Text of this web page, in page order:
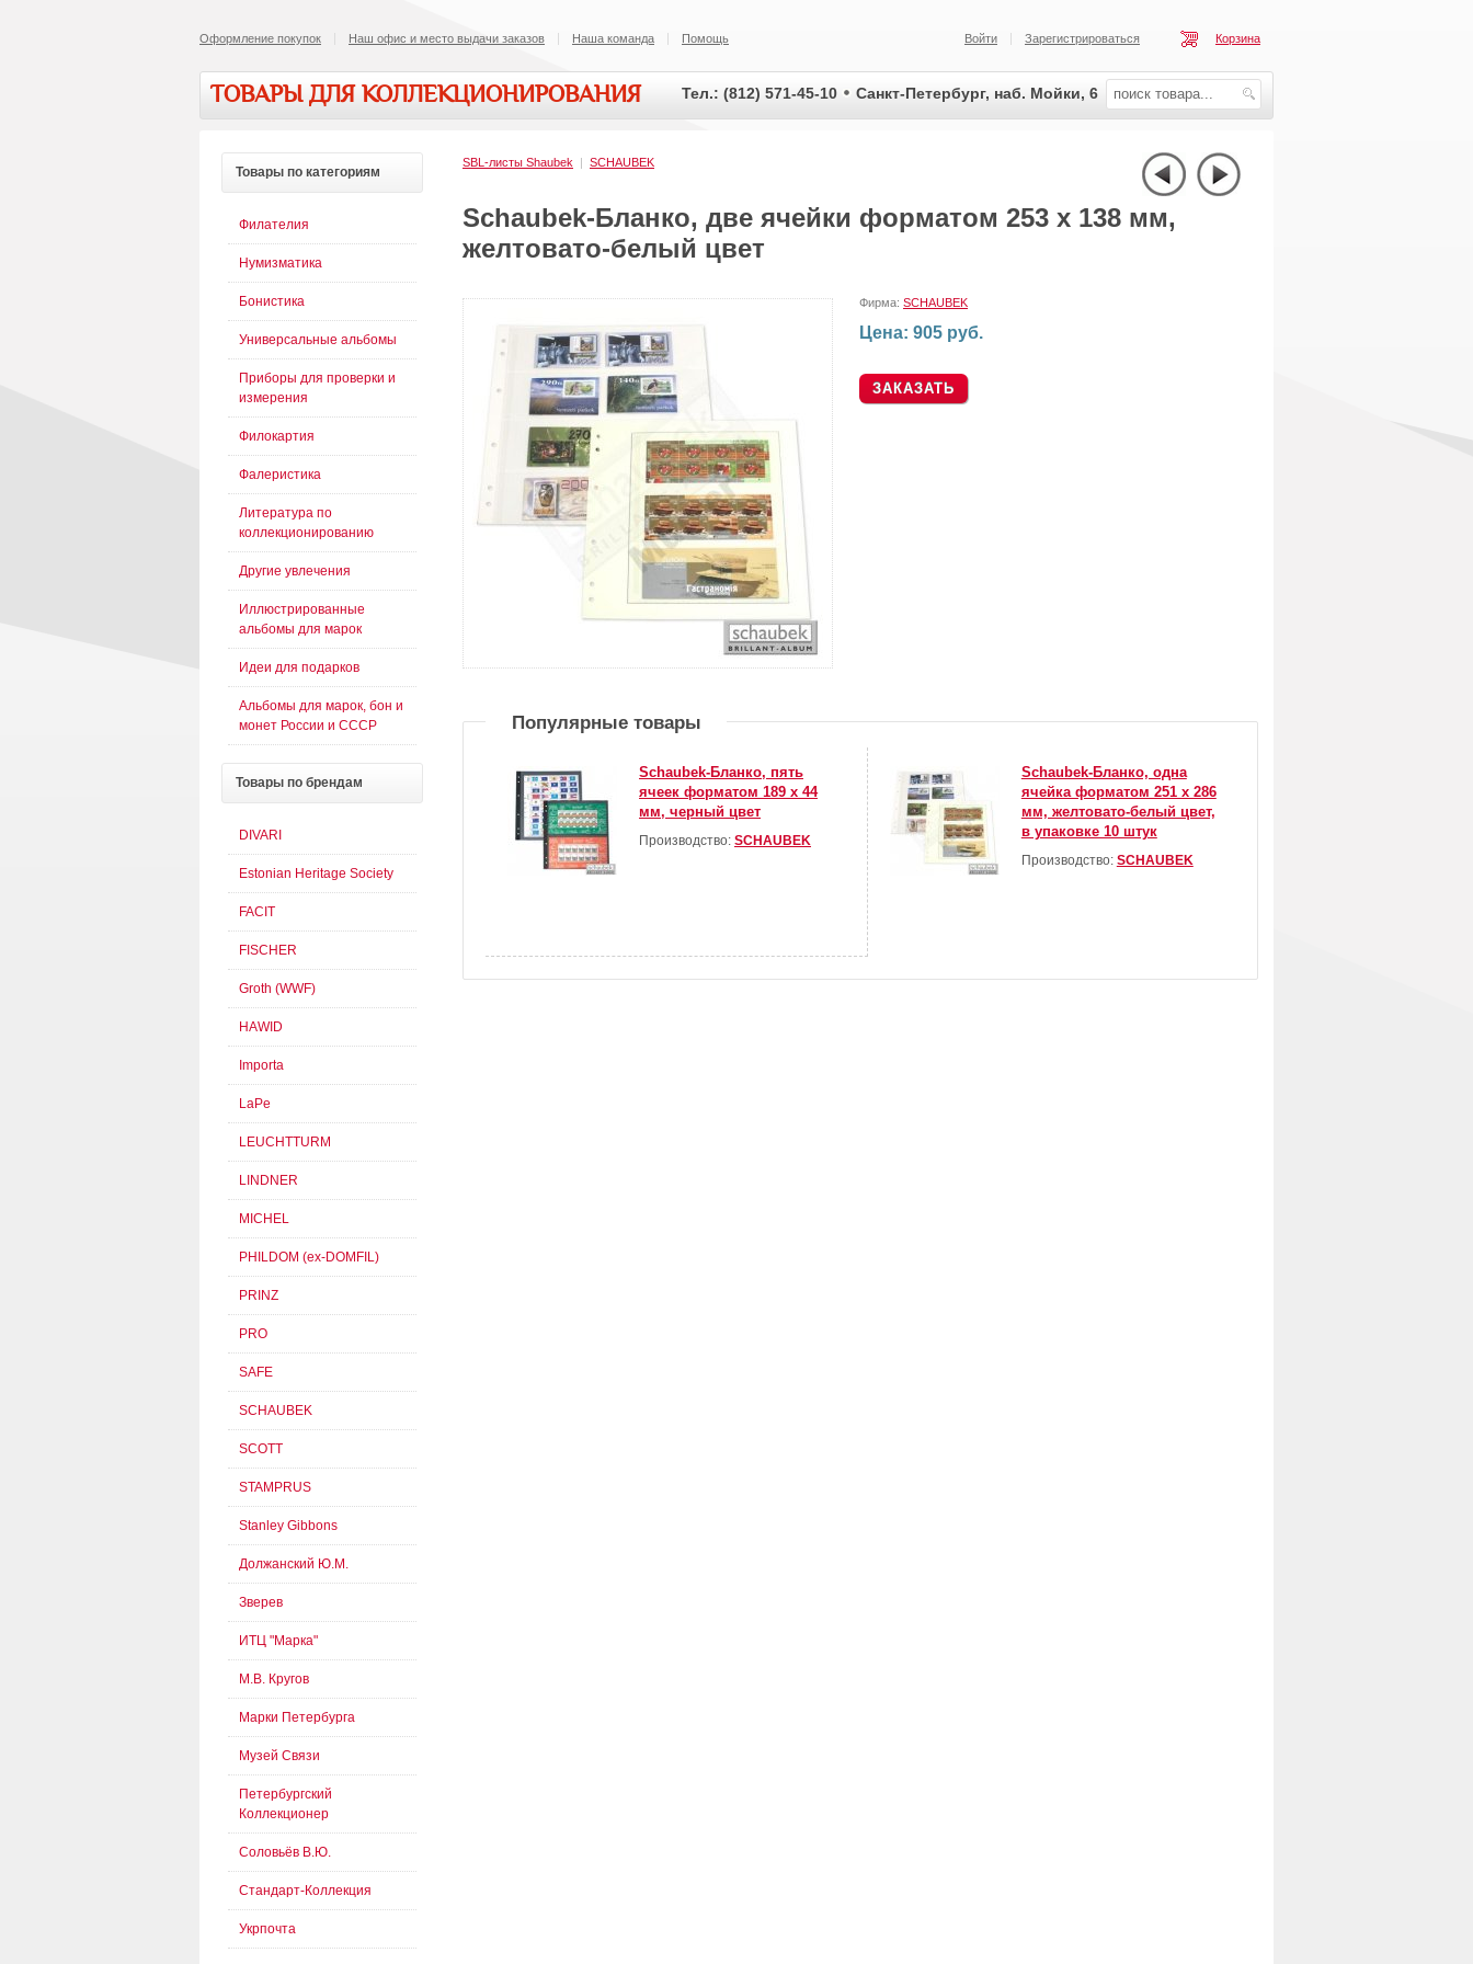
Оформление покупок Наш офис и место выдачи заказов Наша команда Помощь Корзина
Зарегистрироваться
Войти
ТОВАРЫ ДЛЯ КОЛЛЕКЦИОНИРОВАНИЯ Тел.: (812) 571-45-10 Санкт-Петербург, наб. Мойки, 6
SBL-листы Shaubek | SCHAUBEK
Schaubek-Бланко, две ячейки форматом 253 х 138 мм,
желтовато-белый цвет
Фирма: SCHAUBEK
Цена: 905 руб.
Популярные товары
Schaubek-Бланко, пять
ячеек форматом 189 х 44
мм, черный цвет
Производство: SCHAUBEK
Schaubek-Бланко, одна
ячейка форматом 251 х 286
мм, желтовато-белый цвет,
в упаковке 10 штук
Производство: SCHAUBEK
Товары по категориям
Филателия
Нумизматика
Бонистика
Универсальные альбомы
Приборы для проверки и
измерения
Филокартия
Фалеристика
Литература по
коллекционированию
Другие увлечения
Иллюстрированные
альбомы для марок
Идеи для подарков
Альбомы для марок, бон и
монет России и СССР
Товары по брендам
DIVARI
Estonian Heritage Society
FACIT
FISCHER
Groth (WWF)
HAWID
Importa
LaPe
LEUCHTTURM
LINDNER
MICHEL
PHILDOM (ex-DOMFIL)
PRINZ
PRO
SAFE
SCHAUBEK
SCOTT
STAMPRUS
Stanley Gibbons
Должанский Ю.М.
Зверев
ИТЦ "Марка"
М.В. Кругов
Марки Петербурга
Музей Связи
Петербургский
Коллекционер
Соловьёв В.Ю.
Стандарт-Коллекция
Укрпочта